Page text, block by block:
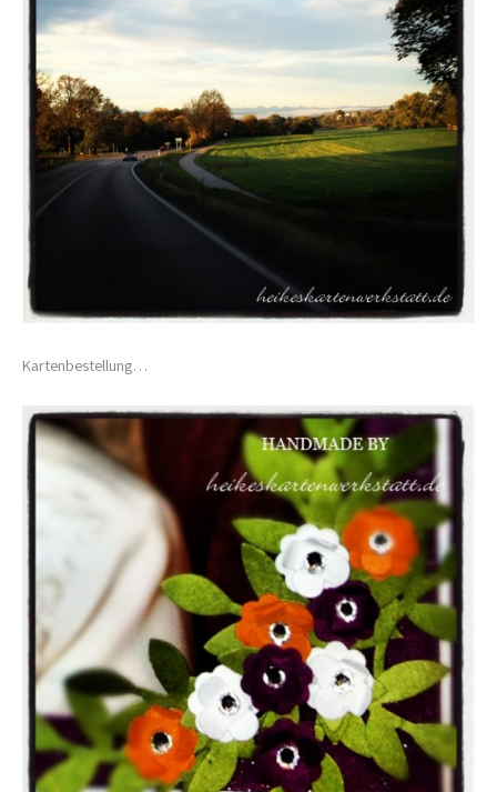
Kartenbestellung…